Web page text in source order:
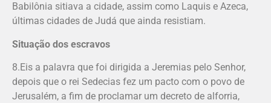
Babilônia sitiava a cidade, assim como Laquis e Azeca,
últimas cidades de Judá que ainda resistiam.
Situação dos escravos
8.Eis a palavra que foi dirigida a Je­remias pelo Senhor,
depois que o rei Sedecias fez um pacto com o povo de
Jerusalém, a fim de proclamar um decreto de alforria,